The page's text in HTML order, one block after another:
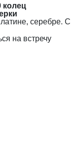
колец
серебре. С
на встречу